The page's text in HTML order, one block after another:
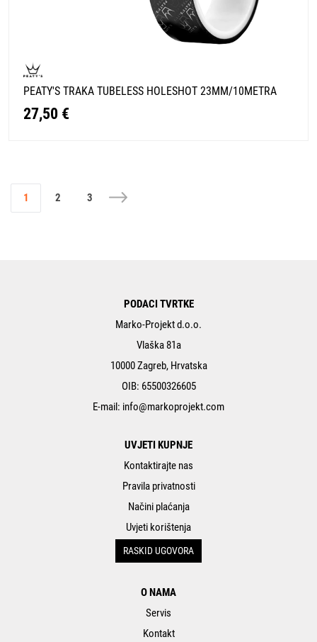
PEATY'S TRAKA TUBELESS HOLESHOT 23MM/10METRA
27,50 €
1 2 3
PODACI TVRTKE
Marko-Projekt d.o.o.
Vlaška 81a
10000 Zagreb, Hrvatska
OIB: 65500326605
E-mail: info@markoprojekt.com
UVJETI KUPNJE
Kontaktirajte nas
Pravila privatnosti
Načini plaćanja
Uvjeti korištenja
RASKID UGOVORA
O NAMA
Servis
Kontakt